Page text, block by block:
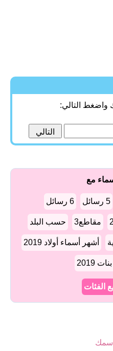
واضغط التالي:
مع
5 رسائل 6 رسائل
مقاطع3 حسب البلد
أشهر أسماء أولاد 2019
2019
الفئات